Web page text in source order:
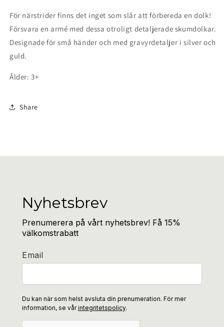
För närstrider finns det inget som slår att förbereda en dolk!
Försvara en armé med dessa otroligt detaljerade skumdolkar.
Designade för små händer och med gravyrdetaljer i silver och
guld.
Ålder: 3+
Share
Nyhetsbrev
Prenumerera på vårt nyhetsbrev! Få 15%
välkomstrabatt
Email
Du kan när som helst avsluta din prenumeration. För mer
information, se vårintegritetspolicy.